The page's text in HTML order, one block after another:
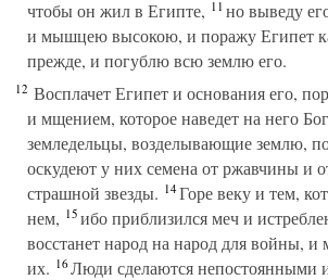
чтобы он жил в Египте, 11но выведу
и мышцею высокою, и поражу Египет
прежде, и погублю всю землю его.
12 Восплачет Египет и основания его,
и мщением, которое наведет на него
земледельцы, возделывающие землю,
оскудеют у них семена от ржавчины и
страшной звезды. 14Горе веку и тем,
нем, 15ибо приблизился меч и
восстанет народ на народ для войны, и
их. 16Люди сделаются непостоянными